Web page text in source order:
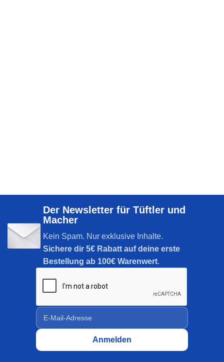
Der Newsletter für Tüftler und
Macher
Kein Spam. Nur exklusive Inhalte.
Sichere dir 5€ Rabatt auf deine erste
Bestellung ab 100€ Warenwert.